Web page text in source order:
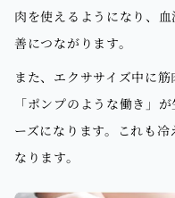
肉を使えるようになり、
善につながります。
また、エクササイズ中に
「ポンプのような働き」
ーズになります。これも
なります。